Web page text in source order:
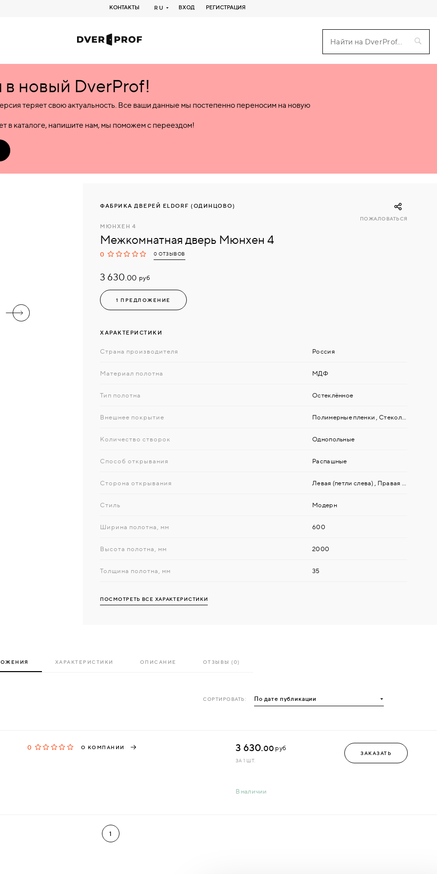
КОНТАКТЫ RU ВХОД РЕГИСТРАЦИЯ
новый DverProf!
теряет свою актуальность. Все ваши данные мы постепенно переносим на новую
в каталоге, напишите нам, мы поможем с переездом!
ФАБРИКА ДВЕРЕЙ ELDORF (ОДИНЦОВО)
МЮНХЕН 4
Межкомнатная дверь Мюнхен 4
0 0 ОТЗЫВОВ
3 630.00 руб
1 ПРЕДЛОЖЕНИЕ
ПОЖАЛОВАТЬСЯ
ХАРАКТЕРИСТИКИ
Страна производителя Россия
Материал полотна МДФ
Тип полотна Остеклённое
Внешнее покрытие Полимерные пленки Стекольные (зеркальные) материалы
Количество створок Однопольные
Способ открывания Распашные
Сторона открывания Левая (петли слева) Правая (петли справа)
Стиль Модерн
Ширина полотна, мм 600
Высота полотна, мм 2000
Толщина полотна, мм 35
ПОСМОТРЕТЬ ВСЕ ХАРАКТЕРИСТИКИ
ХАРАКТЕРИСТИКИ ОПИСАНИЕ ОТЗЫВЫ (0)
СОРТИРОВАТЬ:
0 О КОМПАНИИ
В наличии
3 630.00 руб
ЗА 1 ШТ.
ЗАКАЗАТЬ
1